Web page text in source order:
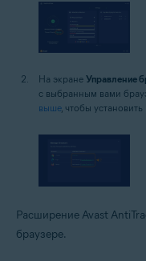
На экране Управление
с выбранным вами
выше, чтобы
Расширение Avast
браузере.